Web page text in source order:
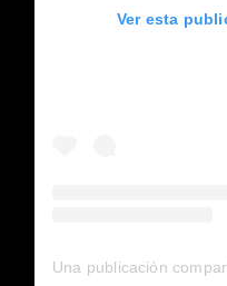
Ver esta